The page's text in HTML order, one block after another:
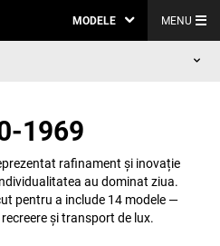
MODELE MENU
1969
rafinament și inovație
au dominat ziua.
pentru a include 14 modele —
și transport de lux.